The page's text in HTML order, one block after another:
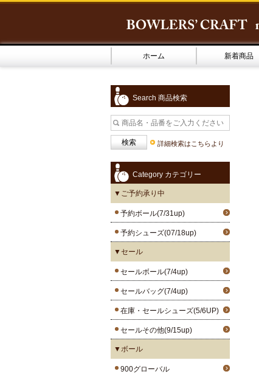
ホーム 新着商品
Search 商品検索
詳細検索はこちらより
Category カテゴリー
▼ご予約承り中
予約ボール(7/31up)
予約シューズ(07/18up)
▼セール
セールボール(7/4up)
セールバッグ(7/4up)
在庫・セールシューズ(5/6UP)
セールその他(9/15up)
▼ボール
900グローバル